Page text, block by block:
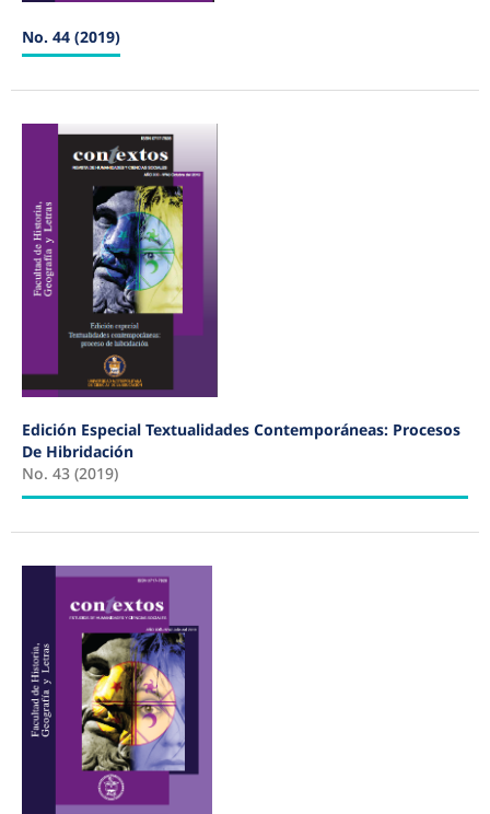
No. 44 (2019)
Edición Especial Textualidades Contemporáneas: Procesos
De Hibridación
No. 43 (2019)